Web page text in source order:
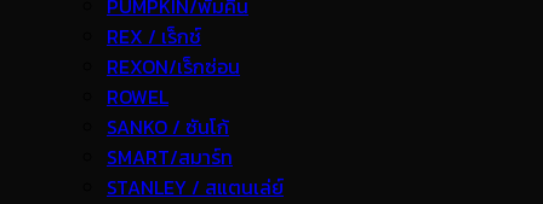
PUMPKIN/พัมคิน
REX / เร็กช์
REXON/เร็กซ่อน
ROWEL
SANKO / ซันโก้
SMART/สมาร์ท
STANLEY / สแตนเล่ย์